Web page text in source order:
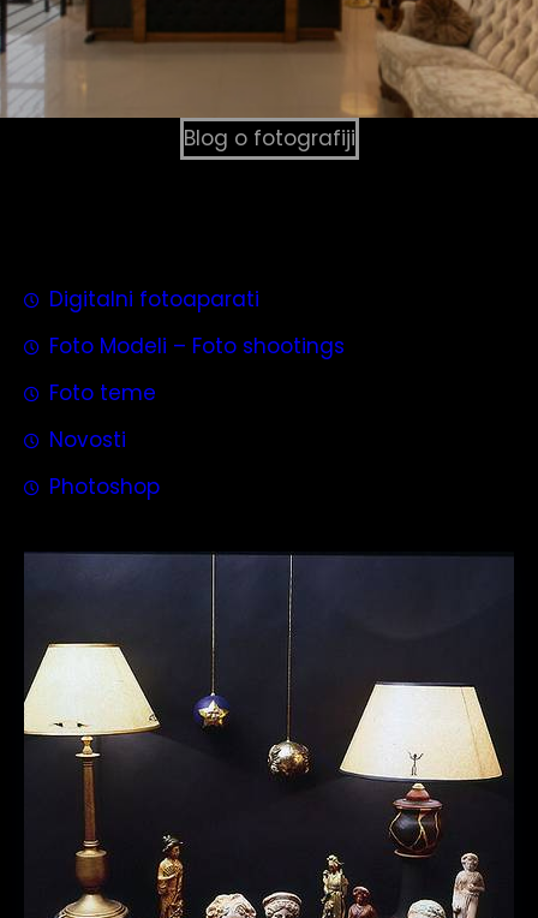
Blog o fotografiji
Digitalni fotoaparati
Foto Modeli – Foto shootings
Foto teme
Novosti
Photoshop